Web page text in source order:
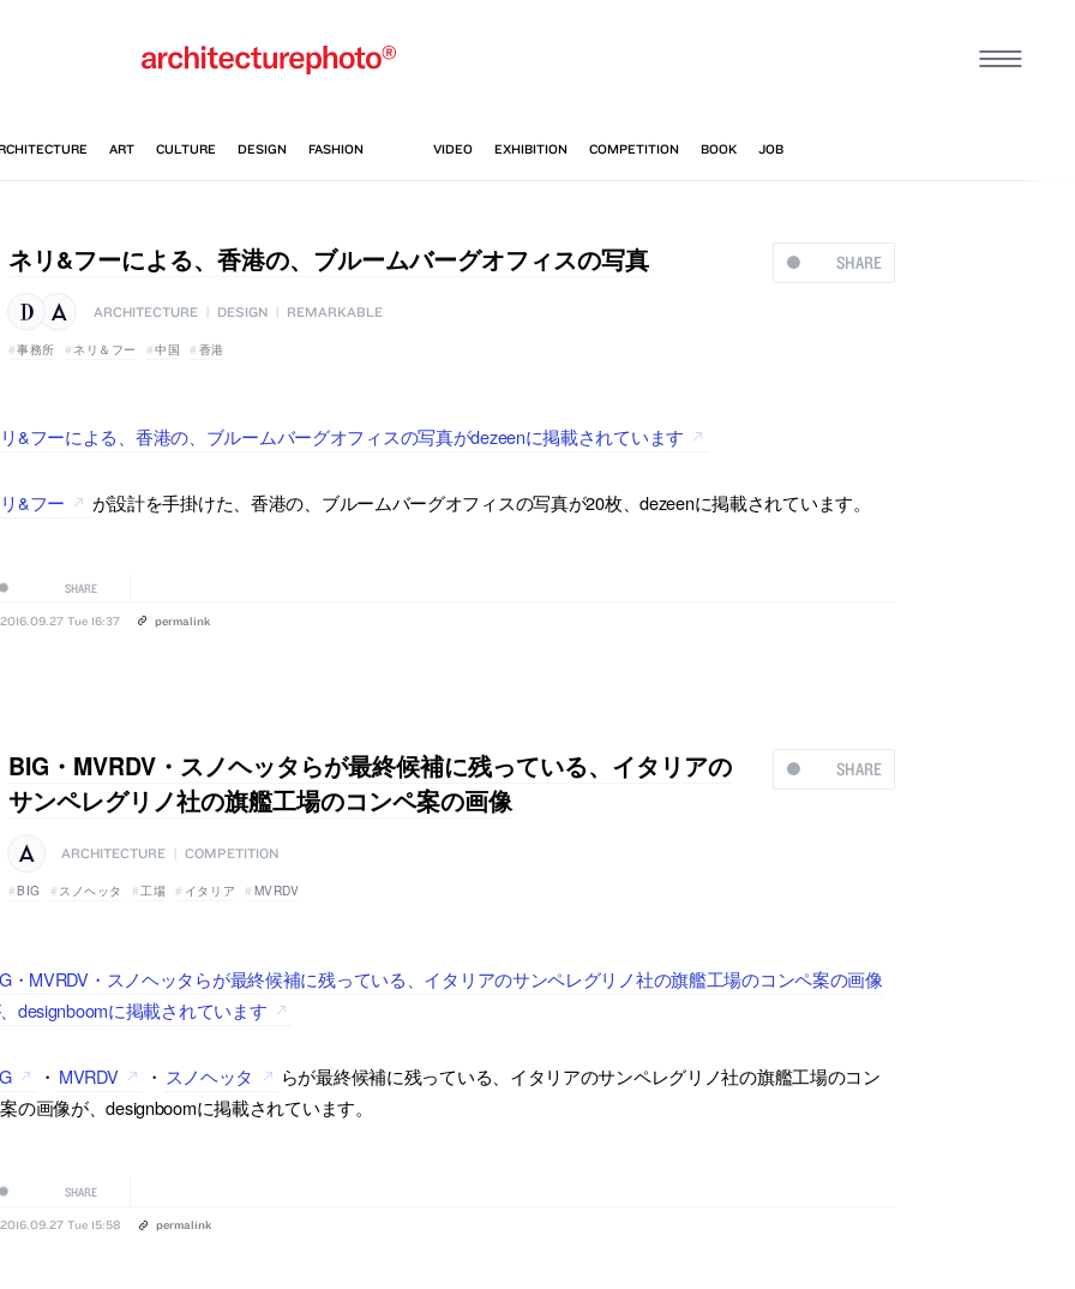
SHARE
ネリ&フーによる、香港の、ブルームバーグオフィスの写真
ARCHITECTURE | DESIGN | REMARKABLE
事務所 ネリ＆フー 中国 香港
&フーによる、香港の、ブルームバーグオフィスの写真がdezeenに掲載されています
&フー が設計を手掛けた、香港の、ブルームバーグオフィスの写真が20枚、dezeenに掲載されています。
SHARE
2016.09.27 Tue 16:37 permalink
SHARE
BIG・MVRDV・スノヘッタらが最終候補に残っている、イタリアの
サンペレグリノ社の旗艦工場のコンペ案の画像
ARCHITECTURE COMPETITION
BIG スノヘッタ 工場 イタリア MVRDV
・MVRDV・スノヘッタらが最終候補に残っている、イタリアのサンペレグリノ社の旗艦工場のコンペ案の画像
designboomに掲載されています
・ MVRDV ・ スノヘッタ
らが最終候補に残っている、イタリアのサンペレグリノ社の旗艦工場のコン
の画像が、designboomに掲載されています。
SHARE
2016.09.27 Tue 15:58 permalink